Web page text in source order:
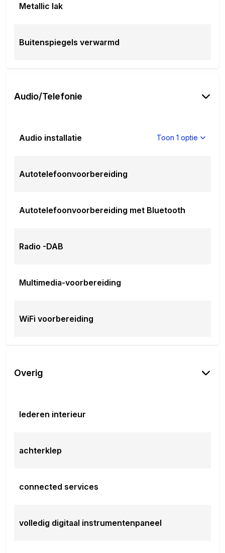
Metallic lak
Buitenspiegels verwarmd
Audio/Telefonie
Audio installatie Toon 1 optie
Autotelefoonvoorbereiding
Autotelefoonvoorbereiding met Bluetooth
Radio -DAB
Multimedia-voorbereiding
WiFi voorbereiding
Overig
lederen interieur
achterklep
connected services
volledig digitaal instrumentenpaneel